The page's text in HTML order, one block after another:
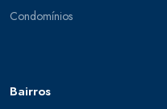
Condomínios
Bairros